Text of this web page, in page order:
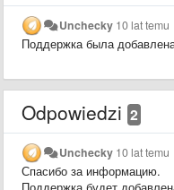
Unchecky 10 lat temu
Поддержка была
Odpowiedzi 2
Unchecky 10 lat temu
Спасибо за информацию.